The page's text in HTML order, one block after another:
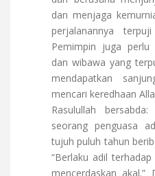
dan menjaga
perjalanannya
Pemimpin juga perlu
dan wibawa yang
mendapatkan
mencari keredhaan
Rasulullah
seorang penguasa
tujuh puluh tahun
“Berlaku adil
mencerdaskan akal.”